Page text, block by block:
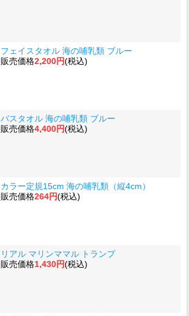
フェイスタオル 海の哺乳類 ブルー
販売価格2,200円(税込)
バスタオル 海の哺乳類 ブルー
販売価格4,400円(税込)
カラー定規15cm 海の哺乳類（縦4cm）
販売価格264円(税込)
リアル マリンママル トランプ
販売価格1,430円(税込)